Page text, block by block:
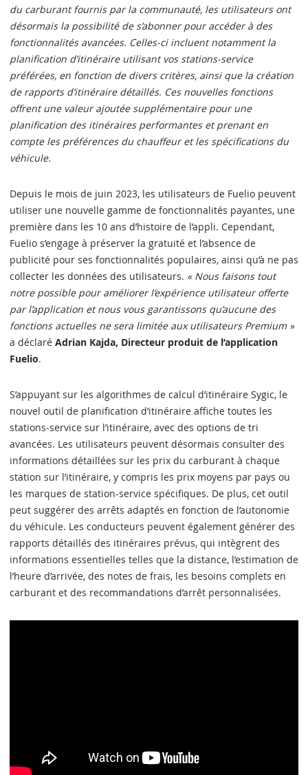
du carburant fournis par la communauté, les utilisateurs ont
désormais la possibilité de s’abonner pour accéder à des
fonctionnalités avancées. Celles-ci incluent notamment la
planification d’itinéraire utilisant vos stations-service
préférées, en fonction de divers critères, ainsi que la création
de rapports d’itinéraire détaillés. Ces nouvelles fonctions
offrent une valeur ajoutée supplémentaire pour une
planification des itinéraires performantes et prenant en
compte les préférences du chauffeur et les spécifications du
véhicule.
Depuis le mois de juin 2023, les utilisateurs de Fuelio peuvent
utiliser une nouvelle gamme de fonctionnalités payantes, une
première dans les 10 ans d’histoire de l’appli. Cependant,
Fuelio s’engage à préserver la gratuité et l’absence de
publicité pour ses fonctionnalités populaires, ainsi qu’à ne pas
collecter les données des utilisateurs. « Nous faisons tout
notre possible pour améliorer l’expérience utilisateur offerte
par l’application et nous vous garantissons qu’aucune des
fonctions actuelles ne sera limitée aux utilisateurs Premium »
a déclaré Adrian Kajda, Directeur produit de l’application
Fuelio.
S’appuyant sur les algorithmes de calcul d’itinéraire Sygic, le
nouvel outil de planification d’itinéraire affiche toutes les
stations-service sur l’itinéraire, avec des options de tri
avancées. Les utilisateurs peuvent désormais consulter des
informations détaillées sur les prix du carburant à chaque
station sur l’itinéraire, y compris les prix moyens par pays ou
les marques de station-service spécifiques. De plus, cet outil
peut suggérer des arrêts adaptés en fonction de l’autonomie
du véhicule. Les conducteurs peuvent également générer des
rapports détaillés des itinéraires prévus, qui intègrent des
informations essentielles telles que la distance, l’estimation de
l’heure d’arrivée, des notes de frais, les besoins complets en
carburant et des recommandations d’arrêt personnalisées.